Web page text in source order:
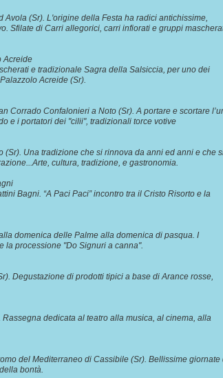
Avola (Sr). L'origine della Festa ha radici antichissime,
Sfilate di Carri allegorici, carri infiorati e gruppi
Acreide
e tradizionale Sagra della Salsiccia, per uno dei
Acreide (Sr).
Corrado Confalonieri a Noto (Sr). A portare e scortare
e i portatori dei "cilii", tradizionali torce votive
(Sr). Una tradizione che si rinnova da anni ed anni e che
cultura, tradizione, e gastronomia.
Bagni. “A Paci Paci” incontro tra il Cristo Risorto e la
domenica delle Palme alla domenica di pasqua. I
la processione "Do Signuri a canna".
Degustazione di prodotti tipici a base di Arance rosse,
dedicata al teatro alla musica, al cinema, alla
del Mediterraneo di Cassibile (Sr). Bellissime giornate
bontà.